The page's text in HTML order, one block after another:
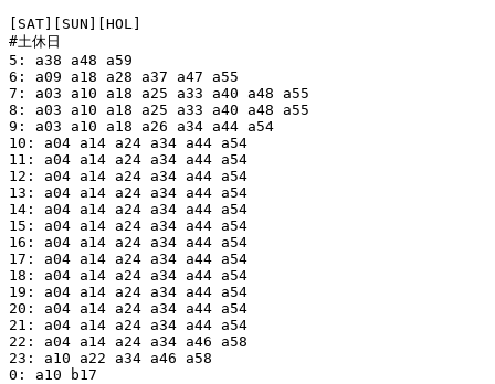
[SAT][SUN][HOL]
#土休日
5: a38 a48 a59
6: a09 a18 a28 a37 a47 a55
7: a03 a10 a18 a25 a33 a40 a48 a55
8: a03 a10 a18 a25 a33 a40 a48 a55
9: a03 a10 a18 a26 a34 a44 a54
10: a04 a14 a24 a34 a44 a54
11: a04 a14 a24 a34 a44 a54
12: a04 a14 a24 a34 a44 a54
13: a04 a14 a24 a34 a44 a54
14: a04 a14 a24 a34 a44 a54
15: a04 a14 a24 a34 a44 a54
16: a04 a14 a24 a34 a44 a54
17: a04 a14 a24 a34 a44 a54
18: a04 a14 a24 a34 a44 a54
19: a04 a14 a24 a34 a44 a54
20: a04 a14 a24 a34 a44 a54
21: a04 a14 a24 a34 a44 a54
22: a04 a14 a24 a34 a46 a58
23: a10 a22 a34 a46 a58
0: a10 b17